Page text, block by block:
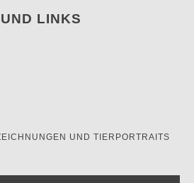
LINKS
UND TIERPORTRAITS